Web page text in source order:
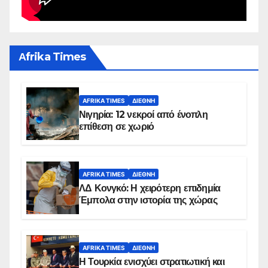
Αfrika Times
AFRIKA TIMES ΔΙΕΘΝΉ
Νιγηρία: 12 νεκροί από ένοπλη
επίθεση σε χωριό
AFRIKA TIMES ΔΙΕΘΝΉ
ΛΔ Κονγκό: Η χειρότερη επιδημία
Έμπολα στην ιστορία της χώρας
AFRIKA TIMES ΔΙΕΘΝΉ
Η Τουρκία ενισχύει στρατιωτική και